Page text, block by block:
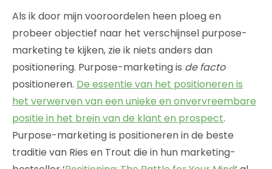
Als ik door mijn vooroordelen heen ploeg en
probeer objectief naar het verschijnsel purpose-
marketing te kijken, zie ik niets anders dan
positionering. Purpose-marketing is de facto
positioneren. De essentie van het positioneren is
het verwerven van een unieke en onvervreembare
positie in het brein van de klant en prospect.
Purpose-marketing is positioneren in de beste
traditie van Ries en Trout die in hun marketing-